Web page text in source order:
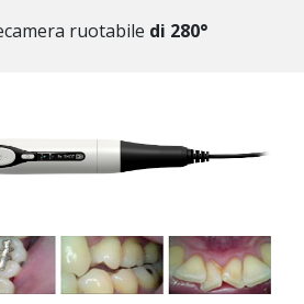
ruotabile di 280°